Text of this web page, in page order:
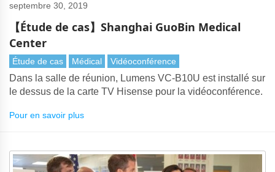
septembre 30, 2019
【Étude de cas】Shanghai GuoBin Medical
Center
Étude de cas Médical Vidéoconférence
Dans la salle de réunion, Lumens VC-B10U est installé sur
le dessus de la carte TV Hisense pour la vidéoconférence.
Pour en savoir plus